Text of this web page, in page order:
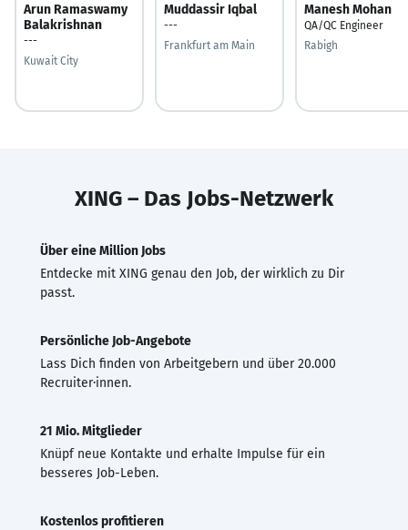
Arun Ramaswamy
Balakrishnan
---
Kuwait City
Muddassir Iqbal
---
Frankfurt am Main
Manesh Mohan
QA/QC Engineer
Rabigh
XING – Das Jobs-Netzwerk
Über eine Million Jobs
Entdecke mit XING genau den Job, der wirklich zu Dir
passt.
Persönliche Job-Angebote
Lass Dich finden von Arbeitgebern und über 20.000
Recruiter·innen.
21 Mio. Mitglieder
Knüpf neue Kontakte und erhalte Impulse für ein
besseres Job-Leben.
Kostenlos profitieren